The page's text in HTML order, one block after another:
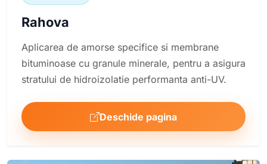
Rahova
Aplicarea de amorse specifice si membrane
bituminoase cu granule minerale, pentru a asigura
stratului de hidroizolatie performanta anti-UV.
Deschide pagina